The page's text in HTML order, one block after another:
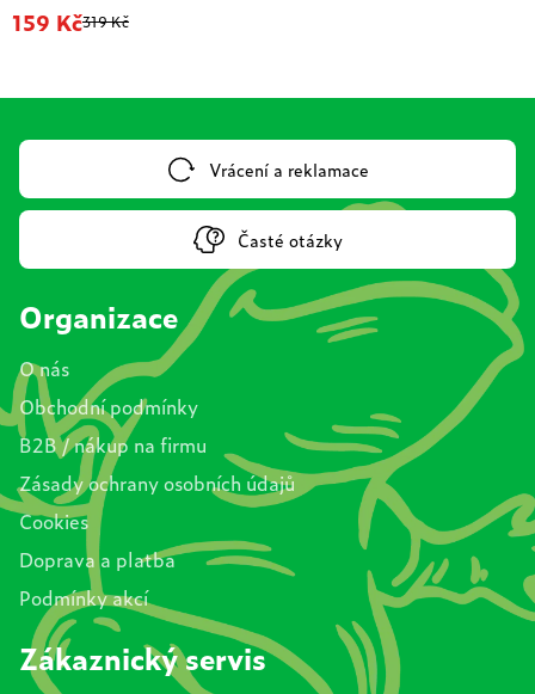
319 Kč
159 Kč
Vrácení a reklamace
Časté otázky
Organizace
O nás
Obchodní podmínky
B2B / nákup na firmu
Zásady ochrany osobních údajů
Cookies
Doprava a platba
Podmínky akcí
Zákaznický servis